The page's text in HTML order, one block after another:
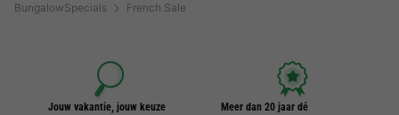
BungalowSpecials French Sale
Jouw vakantie, jouw keuze
Meer dan 20 jaar dé